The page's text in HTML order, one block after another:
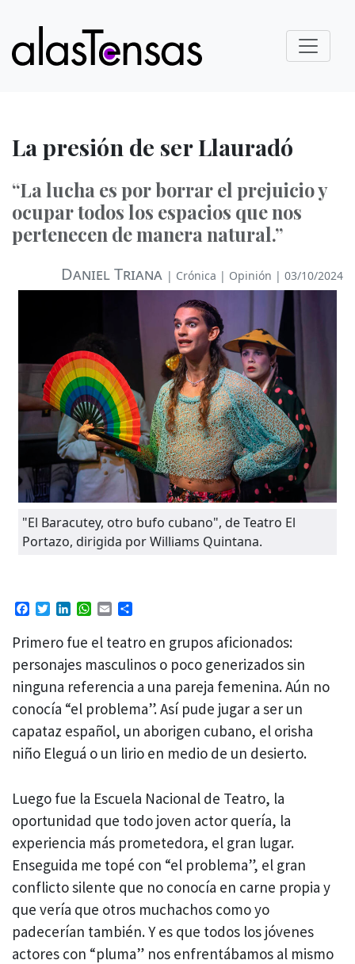
La presión de ser Llauradó
“La lucha es por borrar el prejuicio y
ocupar todos los espacios que nos
pertenecen de manera natural.”
Daniel Triana | Crónica | Opinión | 03/10/2024
"El Baracutey, otro bufo cubano", de Teatro El
Portazo, dirigida por Williams Quintana.
Facebook
TwitterLinkedIn
WhatsApp
Email
Primero fue el teatro en grupos aficionados:
personajes masculinos o poco generizados sin
ninguna referencia a una pareja femenina. Aún no
conocía “el problema”. Así pude jugar a ser un
capataz español, un aborigen cubano, el orisha
niño Eleguá o un lirio en medio de un desierto.
Luego fue la Escuela Nacional de Teatro, la
oportunidad que todo joven actor quería, la
experiencia más prometedora, el gran lugar.
Enseguida me topé con “el problema”, el gran
conflicto silente que no conocía en carne propia y
que vería que otros muchachos como yo
padecerían también. Y es que todos los jóvenes
actores con “pluma” nos enfrentábamos al mismo